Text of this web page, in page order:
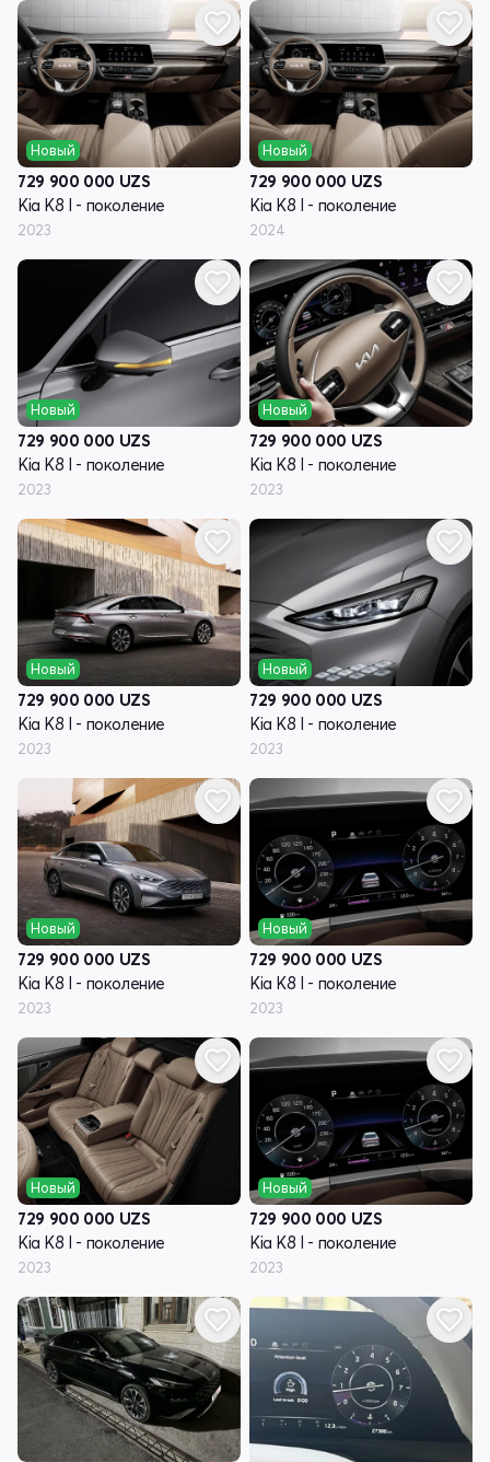
Новый
729 900 000 UZS
Kia K8 I - поколение
2023
Новый
729 900 000 UZS
Kia K8 I - поколение
2024
Новый
729 900 000 UZS
Kia K8 I - поколение
2023
Новый
729 900 000 UZS
Kia K8 I - поколение
2023
Новый
729 900 000 UZS
Kia K8 I - поколение
2023
Новый
729 900 000 UZS
Kia K8 I - поколение
2023
Новый
729 900 000 UZS
Kia K8 I - поколение
2023
Новый
729 900 000 UZS
Kia K8 I - поколение
2023
Новый
729 900 000 UZS
Kia K8 I - поколение
2023
Новый
729 900 000 UZS
Kia K8 I - поколение
2023